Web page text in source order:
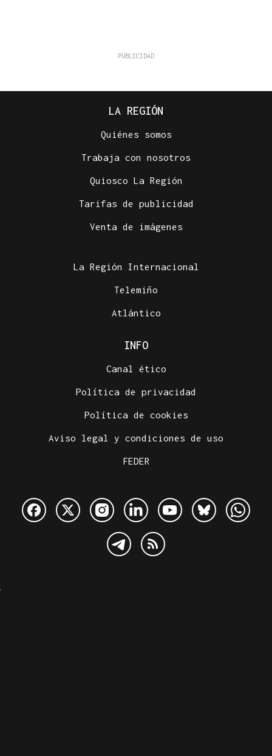
LA REGIÓN
Quiénes somos
Trabaja con nosotros
Quiosco La Región
Tarifas de publicidad
Venta de imágenes
La Región Internacional
Telemiño
Atlántico
INFO
Canal ético
Política de privacidad
Política de cookies
Aviso legal y condiciones de uso
FEDER